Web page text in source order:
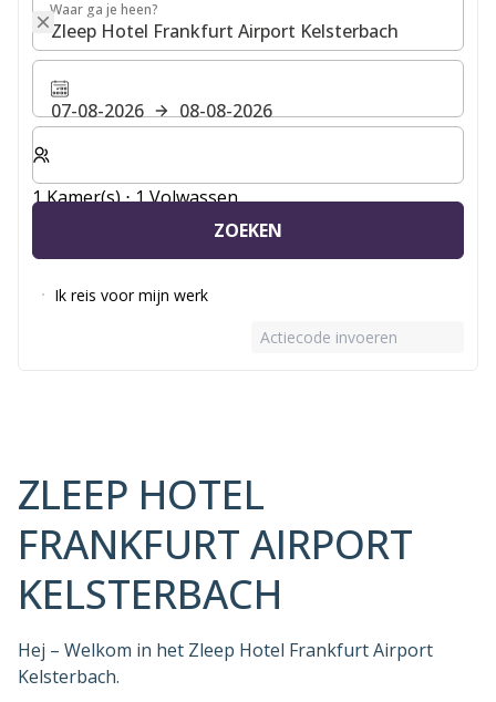
Waar ga je heen?
Waar ga je heen?
07-08-2026
08-08-2026
Selecteer het aantal kamers en gasten voor je verblijf
1 Kamer(s) ⋅ 1 Volwassen
ZOEKEN
Ik reis voor mijn werk
Actiecode invoeren
ZLEEP HOTEL
FRANKFURT AIRPORT
KELSTERBACH
Hej – Welkom in het Zleep Hotel Frankfurt Airport
Kelsterbach.